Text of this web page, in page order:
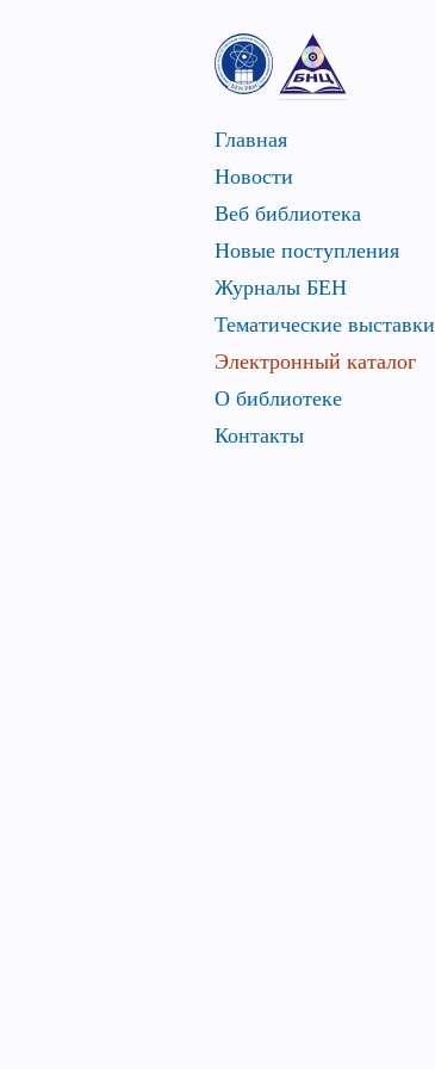
Главная
Новости
Веб библиотека
Новые поступления
Журналы БЕН
Тематические выставки
Электронный каталог
О библиотеке
Контакты